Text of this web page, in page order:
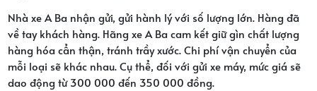
Nhà xe A Ba nhận gửi, gửi hành lý với số lượng lớn. Hàng đã
về tay khách hàng. Hãng xe A Ba cam kết giữ gìn chất lượng
hàng hóa cẩn thận, tránh trầy xước. Chi phí vận chuyển của
mỗi loại sẽ khác nhau. Cụ thể, đối với gửi xe máy, mức giá sẽ
dao động từ 300 000 đến 350 000 đồng.